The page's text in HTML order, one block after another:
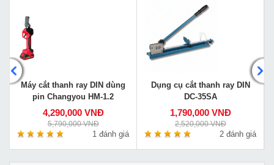
Máy cắt thanh ray DIN dùng
pin Changyou HM-1.2
4,290,000 VNĐ
5,790,000 VNĐ
1 đánh giá
Dụng cụ cắt thanh ray DIN
DC-35SA
1,790,000 VNĐ
2,520,000 VNĐ
2 đánh giá